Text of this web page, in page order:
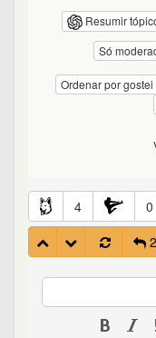
Resumir
Só
Ordenar por gostei
4 0
2